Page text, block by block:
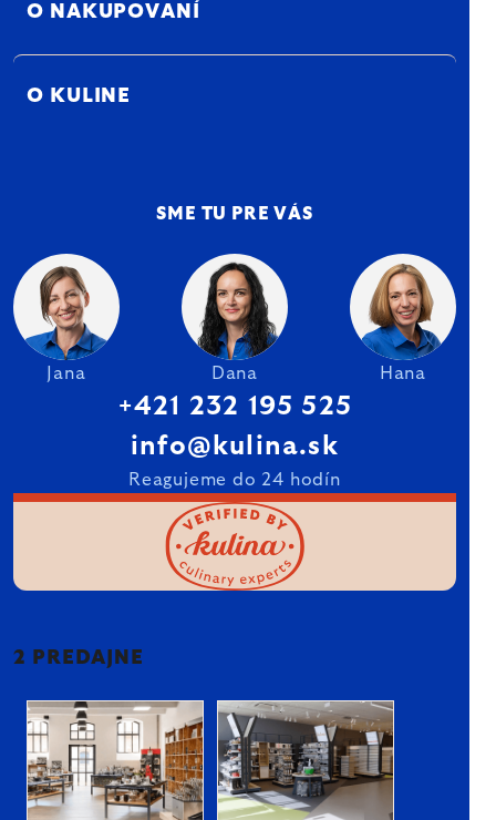
O NAKUPOVANÍ
O KULINE
SME TU PRE VÁS
Jana Dana Hana
+421 232 195 525
info@kulina.sk
Reagujeme do 24 hodín
2 PREDAJNE